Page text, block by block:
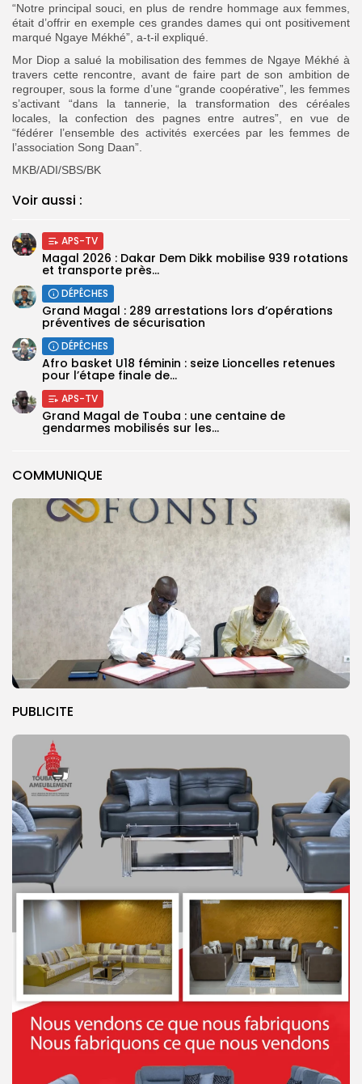
COMMUNIQUE
PUBLICITE
“Notre principal souci, en plus de rendre hommage aux femmes,
était d’offrir en exemple ces grandes dames qui ont positivement
marqué Ngaye Mékhé”, a-t-il expliqué.
Mor Diop a salué la mobilisation des femmes de Ngaye Mékhé à
travers cette rencontre, avant de faire part de son ambition de
regrouper, sous la forme d’une “grande coopérative”, les femmes
s’activant “dans la tannerie, la transformation des céréales
locales, la confection des pagnes entre autres”, en vue de
“fédérer l’ensemble des activités exercées par les femmes de
l’association Song Daan”.
MKB/ADI/SBS/BK
Voir aussi :
APS-TV
Magal 2026 : Dakar Dem Dikk mobilise 939 rotations
et transporte près...
DÉPÊCHES
Grand Magal : 289 arrestations lors d’opérations
préventives de sécurisation
DÉPÊCHES
‎Afro basket U18 féminin : seize Lioncelles retenues
pour l’étape finale de...
APS-TV
Grand Magal de Touba : une centaine de
gendarmes mobilisés sur les...